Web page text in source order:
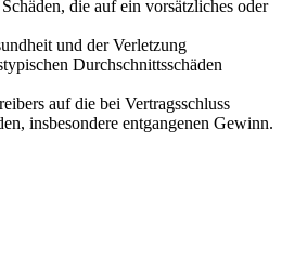
die auf ein vorsätzliches oder
und der Verletzung
Durchschnittsschäden
auf die bei Vertragsschluss
insbesondere entgangenen Gewinn.